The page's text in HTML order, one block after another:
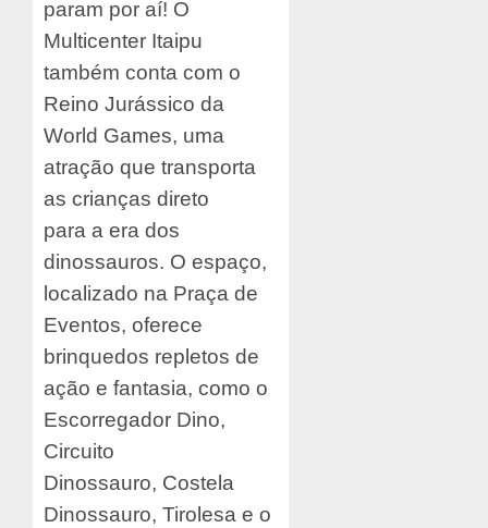
param por aí! O
Multicenter Itaipu
também conta com o
Reino Jurássico da
World Games, uma
atração que transporta
as crianças direto
para a era dos
dinossauros. O espaço,
localizado na Praça de
Eventos, oferece
brinquedos repletos de
ação e fantasia, como o
Escorregador Dino,
Circuito
Dinossauro, Costela
Dinossauro, Tirolesa e o